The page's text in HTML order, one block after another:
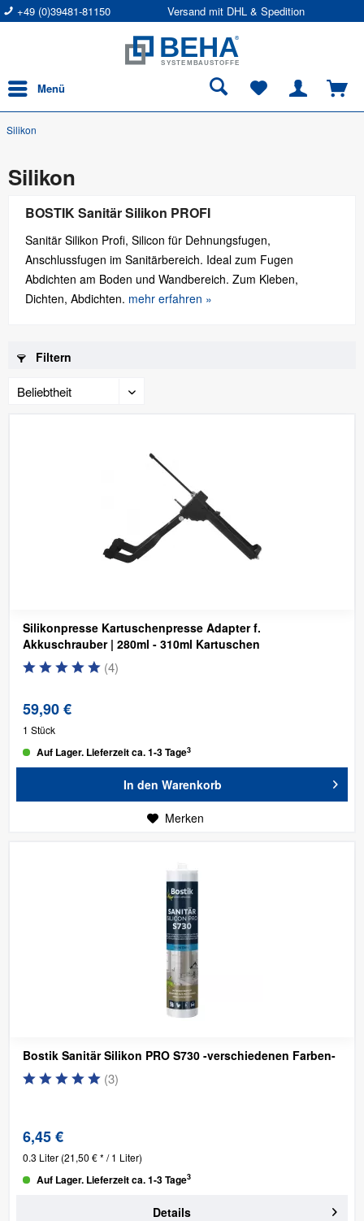
+49 (0)39481-81150 Versand mit DHL & Spedition
Menü
Silikon
Silikon
BOSTIK Sanitär Silikon PROFI
Sanitär Silikon Profi, Silicon für Dehnungsfugen,
Anschlussfugen im Sanitärbereich. Ideal zum Fugen
Abdichten am Boden und Wandbereich. Zum Kleben,
Dichten, Abdichten. mehr erfahren »
Filtern
Silikonpresse Kartuschenpresse Adapter f.
Akkuschrauber | 280ml - 310ml Kartuschen
(4)
59,90 €
1 Stück
Auf Lager. Lieferzeit ca. 1-3 Tage3
In den Warenkorb
Merken
Bostik Sanitär Silikon PRO S730-verschiedenen Farben-
(3)
6,45 €
0.3 Liter (21,50 € * / 1 Liter)
Auf Lager. Lieferzeit ca. 1-3 Tage3
Details